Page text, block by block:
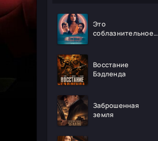
Это
соблазнительное
Восстание
Бэдленда
Заброшенная
земля